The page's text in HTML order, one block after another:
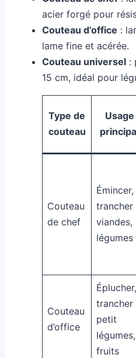
acier forgé pour
Couteau d’office :
lame fine et acérée.
Couteau universel :
15 cm, idéal pour
Type de
couteau
Usage
Couteau
de chef
Émincer,
trancher
viandes,
légumes
Couteau
d’office
Éplucher,
trancher
petit
légumes,
fruits